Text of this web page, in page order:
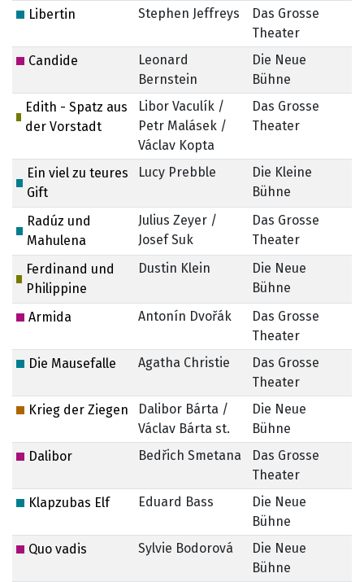
Libertin
Stephen Jeffreys
Das Grosse
Theater
Candide
Leonard
Bernstein
Die Neue
Bühne
Edith - Spatz aus
der Vorstadt
Libor Vaculík /
Petr Malásek /
Václav Kopta
Das Grosse
Theater
Ein viel zu teures
Gift
Lucy Prebble
Die Kleine
Bühne
Radúz und
Mahulena
Julius Zeyer /
Josef Suk
Das Grosse
Theater
Ferdinand und
Philippine
Dustin Klein
Die Neue
Bühne
Armida
Antonín Dvořák
Das Grosse
Theater
Die Mausefalle
Agatha Christie
Das Grosse
Theater
Krieg der Ziegen
Dalibor Bárta /
Václav Bárta st.
Die Neue
Bühne
Dalibor
Bedřich Smetana
Das Grosse
Theater
Klapzubas Elf
Eduard Bass
Die Neue
Bühne
Quo vadis
Sylvie Bodorová
Die Neue
Bühne